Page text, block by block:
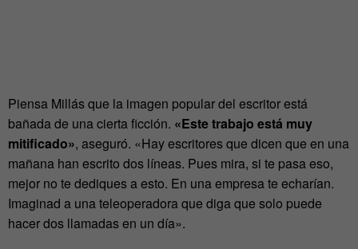
Piensa Millás que la imagen popular del escritor está
bañada de una cierta ficción. «Este trabajo está muy
mitificado», aseguró. «Hay escritores que dicen que en una
mañana han escrito dos líneas. Pues mira, si te pasa eso,
mejor no te dediques a esto. En una empresa te echarían.
Imaginad a una teleoperadora que diga que solo puede
hacer dos llamadas en un día».